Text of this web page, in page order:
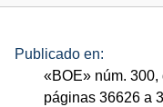
Publicado en:
«BOE» núm. 300,
páginas 36626 a